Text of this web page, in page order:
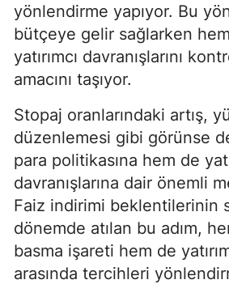
yönlendirme yapıyor. Bu
bütçeye gelir sağlarken
yatırımcı davranışlarını
amacını taşıyor.
Stopaj oranlarındaki artış,
düzenlemesi gibi görünse
para politikasına hem de
davranışlarına dair önemli
Faiz indirimi beklentilerinin
dönemde atılan bu adım,
basma işareti hem de
arasında tercihleri